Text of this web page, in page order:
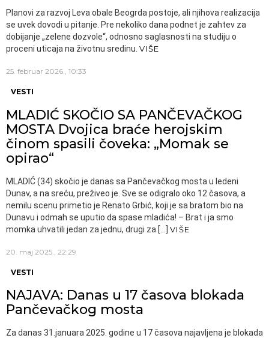
Planovi za razvoj Leva obale Beogrda postoje, ali njihova realizacija
se uvek dovodi u pitanje. Pre nekoliko dana podnet je zahtev za
dobijanje „zelene dozvole“, odnosno saglasnosti na studiju o
proceni uticaja na životnu sredinu. VIŠE
25. februar 2026., 10:33
VESTI
MLADIĆ SKOČIO SA PANČEVAČKOG
MOSTA Dvojica braće herojskim
činom spasili čoveka: „Momak se
opirao“
MLADIĆ (34) skočio je danas sa Pančevačkog mosta u ledeni
Dunav, a na sreću, preživeo je. Sve se odigralo oko 12 časova, a
nemilu scenu primetio je Renato Grbić, koji je sa bratom bio na
Dunavu i odmah se uputio da spase mladića! – Brat i ja smo
momka uhvatili jedan za jednu, drugi za […] VIŠE
20. maj 2025., 22:29
VESTI
NAJAVA: Danas u 17 časova blokada
Pančevačkog mosta
Za danas 31.januara 2025. godine u 17 časova najavljena je blokada